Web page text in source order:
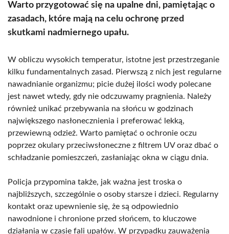
Warto przygotować się na upalne dni, pamiętając o
zasadach, które mają na celu ochronę przed
skutkami nadmiernego upału.
W obliczu wysokich temperatur, istotne jest przestrzeganie
kilku fundamentalnych zasad. Pierwszą z nich jest regularne
nawadnianie organizmu; picie dużej ilości wody polecane
jest nawet wtedy, gdy nie odczuwamy pragnienia. Należy
również unikać przebywania na słońcu w godzinach
największego nasłonecznienia i preferować lekką,
przewiewną odzież. Warto pamiętać o ochronie oczu
poprzez okulary przeciwsłoneczne z filtrem UV oraz dbać o
schładzanie pomieszczeń, zasłaniając okna w ciągu dnia.
Policja przypomina także, jak ważna jest troska o
najbliższych, szczególnie o osoby starsze i dzieci. Regularny
kontakt oraz upewnienie się, że są odpowiednio
nawodnione i chronione przed słońcem, to kluczowe
działania w czasie fali upałów. W przypadku zauważenia